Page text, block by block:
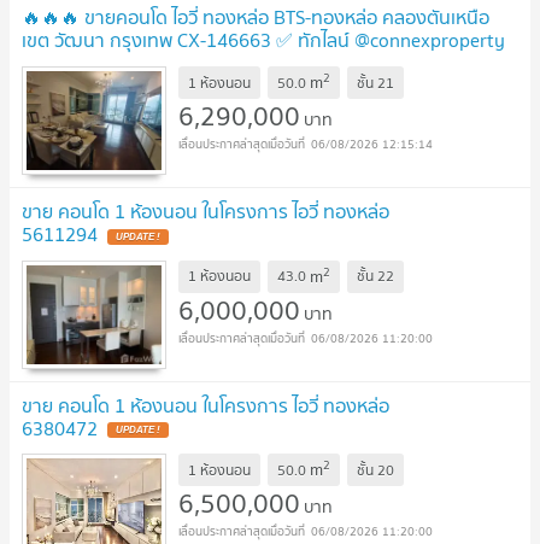
🔥🔥🔥 ขายคอนโด ไอวี่ ทองหล่อ BTS-ทองหล่อ คลองตันเหนือ
เขต วัฒนา กรุงเทพ CX-146663 ✅ ทักไลน์ @connexproperty
ตอบทันที ทีมงานมืออาชีพ ✅ 🔥🔥🔥
1 ห้องนอน 50.0 m2 ชั้น21
6,290,000 บาท
06/08/2026 12:15:14
ขาย คอนโด 1 ห้องนอน ในโครงการ ไอวี่ ทองหล่อ
5611294 UPDATE !
1 ห้องนอน 43.0 m2 ชั้น22
6,000,000 บาท
06/08/2026 11:20:00
ขาย คอนโด 1 ห้องนอน ในโครงการ ไอวี่ ทองหล่อ
6380472 UPDATE !
1 ห้องนอน 50.0 m2 ชั้น20
6,500,000 บาท
06/08/2026 11:20:00